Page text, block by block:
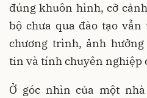
đúng khuôn hình, cỡ
bộ chưa qua đào tạo
chương trình, ảnh
tin và tính chuyên nghiệp
Ở góc nhìn của một